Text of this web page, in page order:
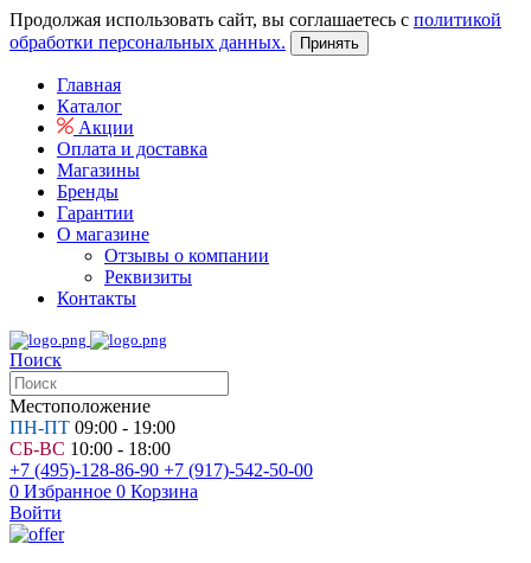
Продолжая использовать сайт, вы соглашаетесь с политикой
обработки персональных данных.
Принять
Главная
Каталог
Акции
Оплата и доставка
Магазины
Бренды
Гарантии
О магазине
Отзывы о компании
Реквизиты
Контакты
Поиск
Местоположение
ПН-ПТ 09:00 - 19:00
СБ-ВС 10:00 - 18:00
+7 (495)-128-86-90 +7 (917)-542-50-00
0 Избранное 0 Корзина
Войти